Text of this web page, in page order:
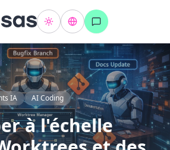
IA AI Coding
à l'échelle